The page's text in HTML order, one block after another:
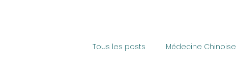
Tous les posts Médecine Chinoise